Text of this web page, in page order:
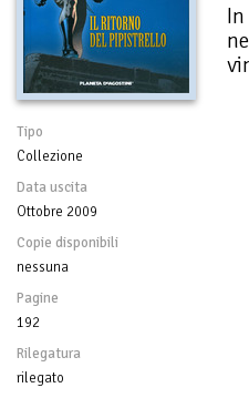
Tipo
Collezione
Data uscita
Ottobre 2009
Copie disponibili
nessuna
Pagine
192
Rilegatura
rilegato